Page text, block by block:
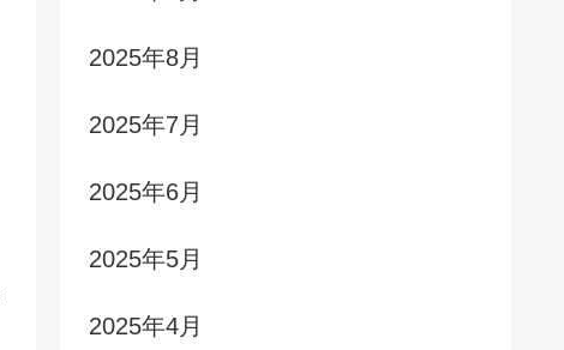
2025年8月
2025年7月
2025年6月
2025年5月
2025年4月